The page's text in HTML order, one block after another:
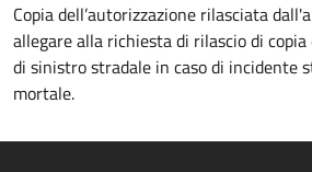
Copia dell’autorizzazione rilasciata
allegare alla richiesta di rilascio di
di sinistro stradale in caso di incidente
mortale.